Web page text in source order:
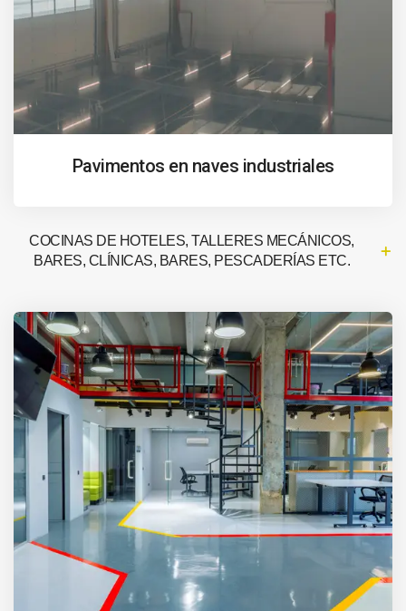
Pavimentos en naves industriales
COCINAS DE HOTELES, TALLERES MECÁNICOS,
BARES, CLÍNICAS, BARES, PESCADERÍAS ETC.